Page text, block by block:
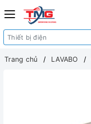
Trang chủ LAVABO